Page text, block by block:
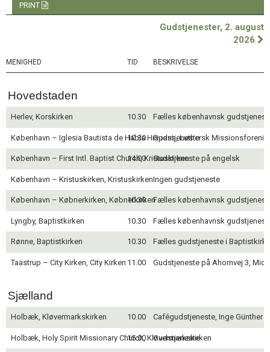
3.0:
Kalender
4.0:
Inspiration
BaptistKirken
9.0:
Forside
10.0:
Nyheder
11.0:
Kalender
12.0:
Inspiration
13.0:
Værktøjskassen
14.0:
Mission
15.0:
Om
16.0:
Kontakt
PRINT
Gudstjenester, 2. august
2026
MENIGHED TID BESKRIVELSE
Hovedstaden
Herlev, Korskirken 10.30 Fælles københavnsk
København – Iglesia Bautista de Habla Hispana, Luthersk
10.30 Gudstjeneste
København – First Intl. Baptist Church, Kristuskirken
14.00 Gudstjeneste på engelsk
København – Kristuskirken, KristuskirkenIngen gudstjeneste
København – Købnerkirken, Købnerkirken
10.30 Fælles københavnsk
Lyngby, Baptistkirken 10.30 Fælles københavnsk
Rønne, Baptistkirken 10.30 Fælles gudstjeneste i
Taastrup – City Kirken, City Kirken 11.00 Gudstjeneste på Ahornvej 3,
Sjælland
Holbæk, Kløvermarkskirken 10.00 Cafégudstjeneste, Inge Günther
Holbæk, Holy Spirit Missionary Church, Kløvermarkskirken
15.00 Gudstjeneste